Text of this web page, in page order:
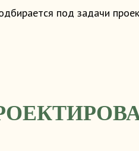
под задачи